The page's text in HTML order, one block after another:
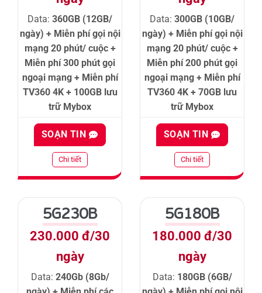
Data: 360GB (12GB/
ngày) + Miễn phí gọi nội
mạng 20 phút/ cuộc +
Miễn phí 300 phút gọi
ngoại mạng + Miễn phí
TV360 4K + 100GB lưu
trữ Mybox
SOẠN TIN
Chi tiết
Data: 300GB (10GB/
ngày) + Miễn phí gọi nội
mạng 20 phút/ cuộc +
Miễn phí 200 phút gọi
ngoại mạng + Miễn phí
TV360 4K + 70GB lưu
trữ Mybox
SOẠN TIN
Chi tiết
5G230B
230.000 đ/30
ngày
Data: 240Gb (8Gb/
5G180B
180.000 đ/30
ngày
Data: 180GB (6GB/